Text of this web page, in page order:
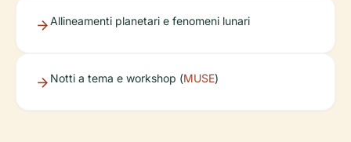
Allineamenti planetari e fenomeni lunari
Notti a tema e workshop (MUSE)